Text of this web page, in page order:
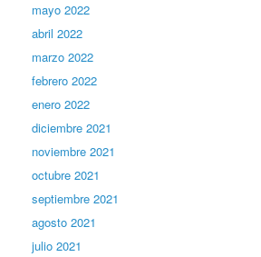
mayo 2022
abril 2022
marzo 2022
febrero 2022
enero 2022
diciembre 2021
noviembre 2021
octubre 2021
septiembre 2021
agosto 2021
julio 2021